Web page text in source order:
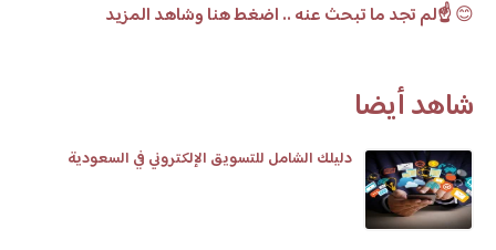
😊☝️لم تجد ما تبحث عنه .. اضغط هنا وشاهد المزيد
شاهد أيضا
دليلك الشامل للتسويق الإلكتروني في السعودية